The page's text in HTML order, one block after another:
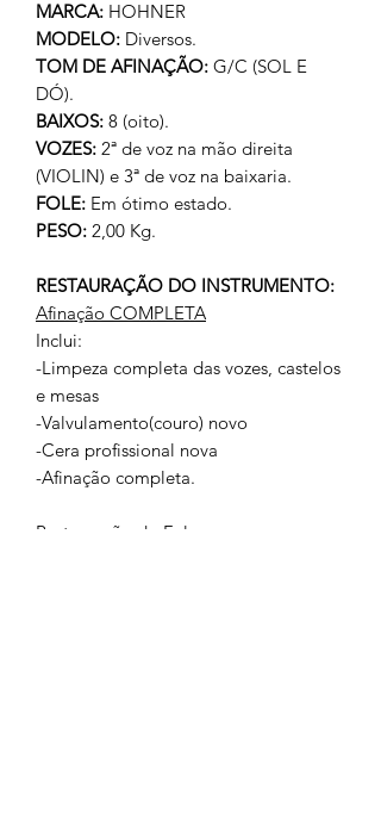
MARCA: HOHNER
MODELO: Diversos.
TOM DE AFINAÇÃO: G/C (SOL E
DÓ).
BAIXOS: 8 (oito).
VOZES: 2ª de voz na mão direita
(VIOLIN) e 3ª de voz na baixaria.
FOLE: Em ótimo estado.
PESO: 2,00 Kg.
RESTAURAÇÃO DO INSTRUMENTO:
Afinação COMPLETA
Inclui:
-Limpeza completa das vozes, castelos
e mesas
-Valvulamento(couro) novo
-Cera profissional nova
-Afinação completa.
Restauração do Foles